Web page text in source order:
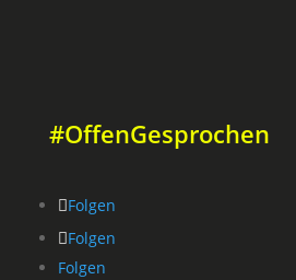
#OffenGesprochen
Folgen
Folgen
Folgen